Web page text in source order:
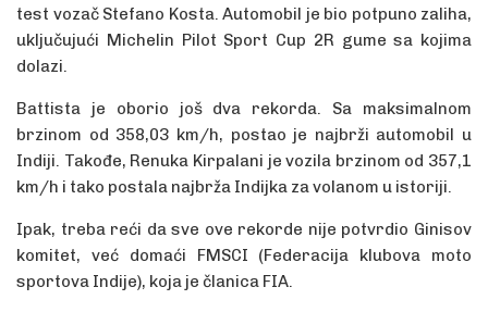
test vozač Stefano Kosta. Automobil je bio potpuno zaliha,
uključujući Michelin Pilot Sport Cup 2R gume sa kojima
dolazi.
Battista je oborio još dva rekorda. Sa maksimalnom
brzinom od 358,03 km/h, postao je najbrži automobil u
Indiji. Takođe, Renuka Kirpalani je vozila brzinom od 357,1
km/h i tako postala najbrža Indijka za volanom u istoriji.
Ipak, treba reći da sve ove rekorde nije potvrdio Ginisov
komitet, već domaći FMSCI (Federacija klubova moto
sportova Indije), koja je članica FIA.